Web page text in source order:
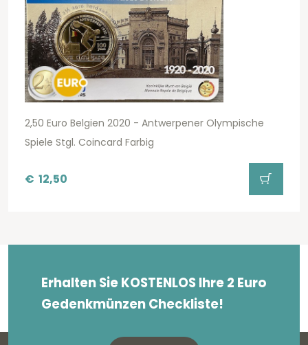
2,50 Euro Belgien 2020 - Antwerpener Olympische
Spiele Stgl. Coincard Farbig
€ 12,50
Erhalten Sie KOSTENLOS Ihre 2 Euro
Gedenkmünzen Checkliste!